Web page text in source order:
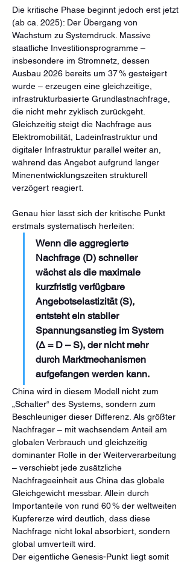
Die kritische Phase beginnt jedoch erst jetzt
(ab ca. 2025): Der Übergang von
Wachstum zu Systemdruck. Massive
staatliche Investitionsprogramme –
insbesondere im Stromnetz, dessen
Ausbau 2026 bereits um 37 % gesteigert
wurde – erzeugen eine gleichzeitige,
infrastrukturbasierte Grundlastnachfrage,
die nicht mehr zyklisch zurückgeht.
Gleichzeitig steigt die Nachfrage aus
Elektromobilität, Ladeinfrastruktur und
digitaler Infrastruktur parallel weiter an,
während das Angebot aufgrund langer
Minenentwicklungszeiten strukturell
verzögert reagiert.
Genau hier lässt sich der kritische Punkt
erstmals systematisch herleiten:
Wenn die aggregierte
Nachfrage (D) schneller
wächst als die maximale
kurzfristig verfügbare
Angebotselastizität (S),
entsteht ein stabiler
Spannungsanstieg im System
(Δ = D – S), der nicht mehr
durch Marktmechanismen
aufgefangen werden kann.
China wird in diesem Modell nicht zum
„Schalter“ des Systems, sondern zum
Beschleuniger dieser Differenz. Als größter
Nachfrager – mit wachsendem Anteil am
globalen Verbrauch und gleichzeitig
dominanter Rolle in der Weiterverarbeitung
– verschiebt jede zusätzliche
Nachfrageeinheit aus China das globale
Gleichgewicht messbar. Allein durch
Importanteile von rund 60 % der weltweiten
Kupfererze wird deutlich, dass diese
Nachfrage nicht lokal absorbiert, sondern
global umverteilt wird.
Der eigentliche Genesis-Punkt liegt somit